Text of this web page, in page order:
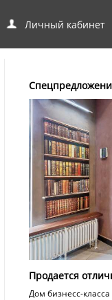
Личный кабинет
Продается
Дом бизнесс-